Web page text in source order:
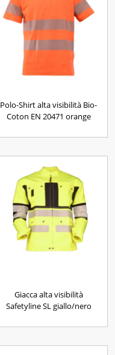
Polo-Shirt alta visibilità Bio-
Coton EN 20471 orange
Giacca alta visibilità
Safetyline SL giallo/nero